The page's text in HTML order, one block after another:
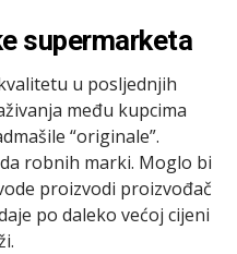
supermarketa
u posljednjih
među kupcima
“originale”.
robnih marki. Moglo bi
proizvodi proizvođač
po daleko većoj cijeni